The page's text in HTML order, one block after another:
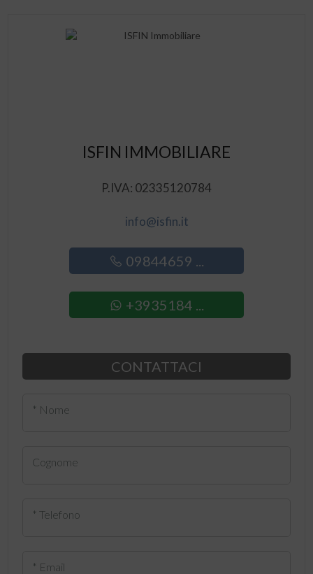
ISFIN IMMOBILIARE
P.IVA: 02335120784
info@isfin.it
09844659 ...
+3935184 ...
CONTATTACI
* Nome
Cognome
* Telefono
* Email